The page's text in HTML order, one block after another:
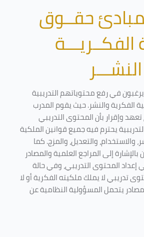
حقــوق
يرغبون في رفع محتوياتهم التدريبية
الفكرية والنشر. حيث يقوم المدرب
وإقرار بأن المحتوى التدريبي
يحترم فيه جميع قوانين الملكية
والاستخدام، والتعديل، والمزج. كما
إلى المراجع العلمية والمصادر
المحتوى التدريبي، وفي حالة
تدريبي لا يملك ملكيته الفكرية أو لا
يتحمل المسؤولية النظامية عن